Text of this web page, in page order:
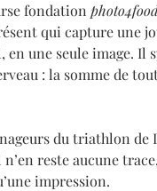
fondation
qui capture une
en une seule image. Il
: la somme de
du triathlon de
reste aucune
impression.